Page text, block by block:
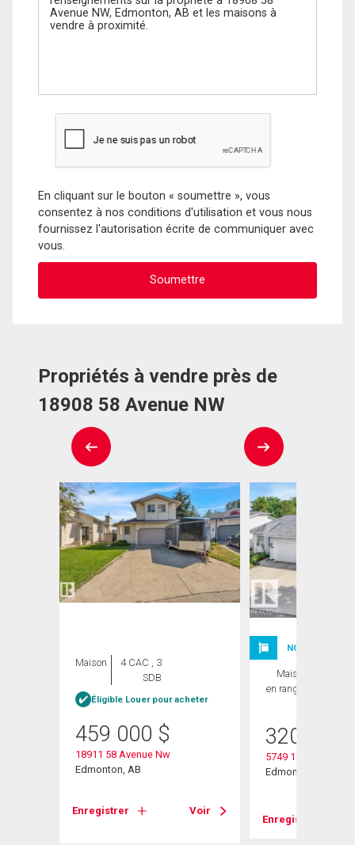
En cliquant sur le bouton « soumettre », vous
consentez à nos conditions d'utilisation et vous nous
fournissez l'autorisation écrite de communiquer avec
vous.
Propriétés à vendre près de
18908 58 Avenue NW
Maison
4 CAC , 3
SDB
Éligible Louer pour acheter
459 000 $
18911 58 Avenue Nw
Edmonton, AB
Enregistrer Voir
NOUVELLE
Maison
en rangée
320 000
5749 189 Street Nw
Edmonton, AB
Enregistrer